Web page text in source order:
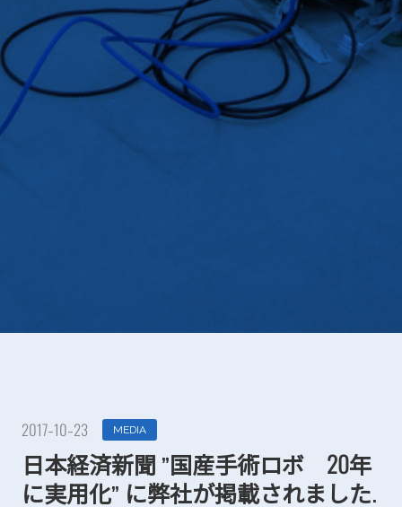
2017-10-23 MEDIA
日本経済新聞 ”国産手術ロボ 20年
に実用化” に弊社が掲載されました.